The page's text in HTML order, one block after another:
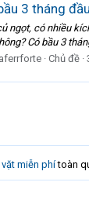
3 tháng
ngọt, có nhiều
Có bầu 3
Chủ đề
vặt miễn phítoàn